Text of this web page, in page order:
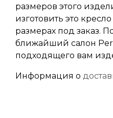
размеров этого
изготовить это
размерах под заказ.
ближайший салон
подходящего вам
Информация о